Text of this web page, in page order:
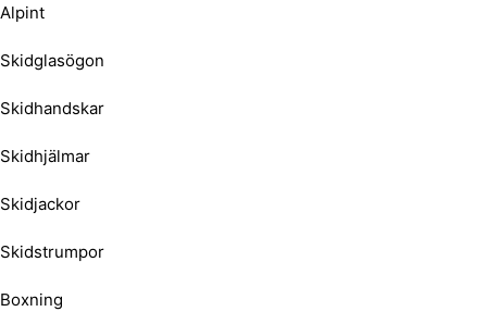
Alpint
Skidglasögon
Skidhandskar
Skidhjälmar
Skidjackor
Skidstrumpor
Boxning